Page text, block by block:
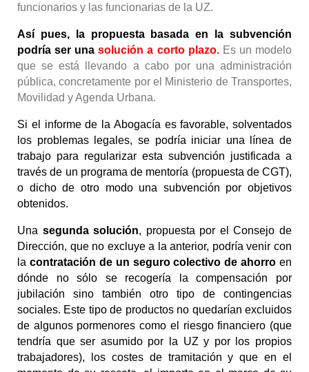
funcionarios y las funcionarias de la UZ.
Así pues, la propuesta basada en la subvención
podría ser una solución a corto plazo. Es un modelo
que se está llevando a cabo por una administración
pública, concretamente por el Ministerio de Transportes,
Movilidad y Agenda Urbana.
Si el informe de la Abogacía es favorable, solventados
los problemas legales, se podría iniciar una línea de
trabajo para regularizar esta subvención justificada a
través de un programa de mentoría (propuesta de CGT),
o dicho de otro modo una subvención por objetivos
obtenidos.
Una segunda solución, propuesta por el Consejo de
Dirección, que no excluye a la anterior, podría venir con
la contratación de un seguro colectivo de ahorro en
dónde no sólo se recogería la compensación por
jubilación sino también otro tipo de contingencias
sociales. Este tipo de productos no quedarían excluidos
de algunos pormenores como el riesgo financiero (que
tendría que ser asumido por la UZ y por los propios
trabajadores), los costes de tramitación y que en el